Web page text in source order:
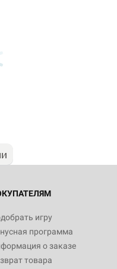
игру
программа
о заказе
товара